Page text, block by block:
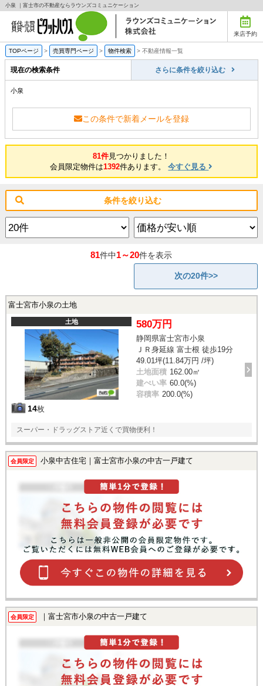
小泉 ｜富士市の不動産ならラウンズコミュニケーション
来店予約
TOPページ > 売買専門ページ > 物件検索 > 不動産情報一覧
現在の検索条件 さらに条件を絞り込む
小泉
この条件で新着メールを登録
81件見つかりました！
会員限定物件は1392件あります。今すぐ見る
条件を絞り込む
81件中1～20件を表示
次の20件>>
富士宮市小泉の土地
土地
14枚
580万円
静岡県富士宮市小泉
ＪＲ身延線 富士根 徒歩19分
49.01坪(11.84万円 /坪)
土地面積 162.00㎡
建ぺい率 60.0(%)
容積率 200.0(%)
スーパー・ドラッグストア近くで買物便利！
会員限定 小泉中古住宅｜富士宮市小泉の中古一戸建て
会員限定 ｜富士宮市小泉の中古一戸建て